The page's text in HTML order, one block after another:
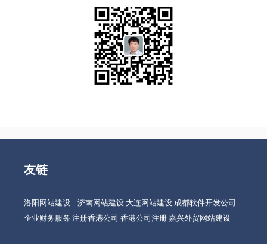
友链
洛阳网站建设 济南网站建设 大连网站建设 成都软件开发公司
企业财务服务 注册香港公司 香港公司注册嘉兴外贸网站建设